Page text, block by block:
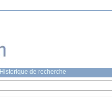
Historique de recherche